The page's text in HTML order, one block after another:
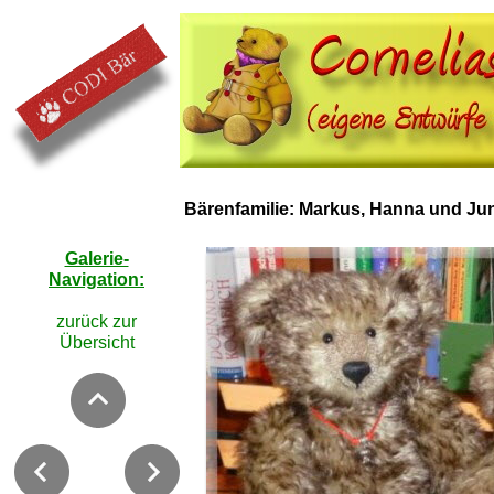
Galerie-
Navigation:
zurück zur
Übersicht
Bärenfamilie: Markus, Hanna und